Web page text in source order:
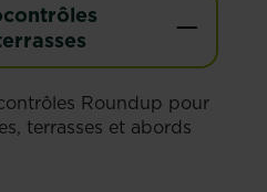
Roundup pour
terrasses et abords